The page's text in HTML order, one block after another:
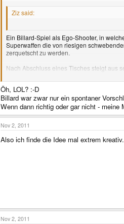
Ziz said:
Ein Billard-Spiel als Ego-Shooter, in
Superwaffen die von riesigen
zerquetscht zu werden.
Nach Abschluss eines Tisches steigt aus
an einem dort befindliches Gebilde aus
Von mir aus auf schwierigeren Tischen
Öh, LOL? :-D
Billard war zwar nur ein spontaner
Wenn dann richtig oder gar nicht - meine
Nov 2, 2011
Also ich finde die Idee mal extrem
Nov 2, 2011